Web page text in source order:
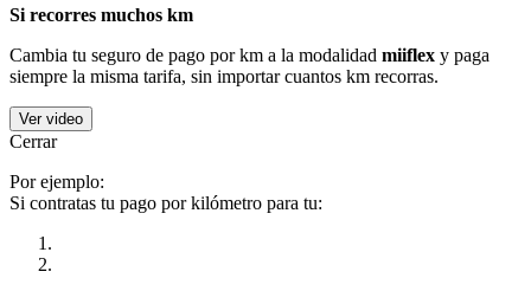
Si recorres muchos km
Cambia tu seguro de pago por km a la modalidad miiflex y paga
siempre la misma tarifa, sin importar cuantos km recorras.
Ver video
Cerrar
Por ejemplo:
Si contratas tu pago por kilómetro para tu: